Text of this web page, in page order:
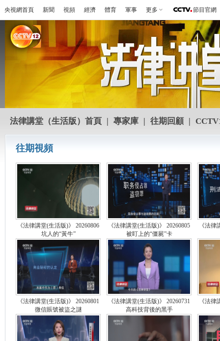
央視網首頁 新聞 視頻 經濟 體育 軍事 更多 節目官網
法律講堂（生活版）首頁 | 專家庫 | 往期回顧 |
往期視頻
《法律講堂(生活版)》 20260806
坑人的“黃牛”
《法律講堂(生活版)》 20260805
被盯上的“僵屍”卡
《法
《法律講堂(生活版)》 20260801
微信賬號被盜之謎
《法律講堂(生活版)》 20260731
高科技背後的黑手
《法